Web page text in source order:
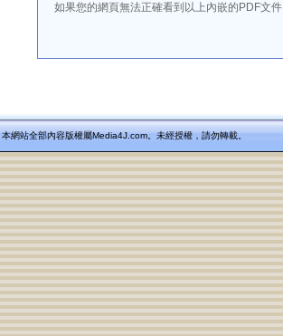
如果您的網頁無法正確看到以上內嵌的PDF文
本網站全部內容版權屬Media4J.com。未經授權，請勿轉載。